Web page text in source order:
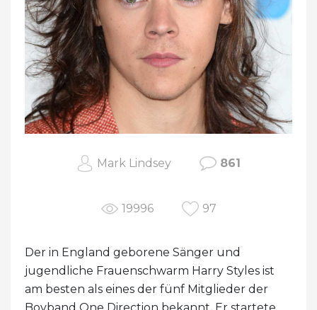
Mark Lindsey 861
19996 97
Der in England geborene Sänger und
jugendliche Frauenschwarm Harry Styles ist
am besten als eines der fünf Mitglieder der